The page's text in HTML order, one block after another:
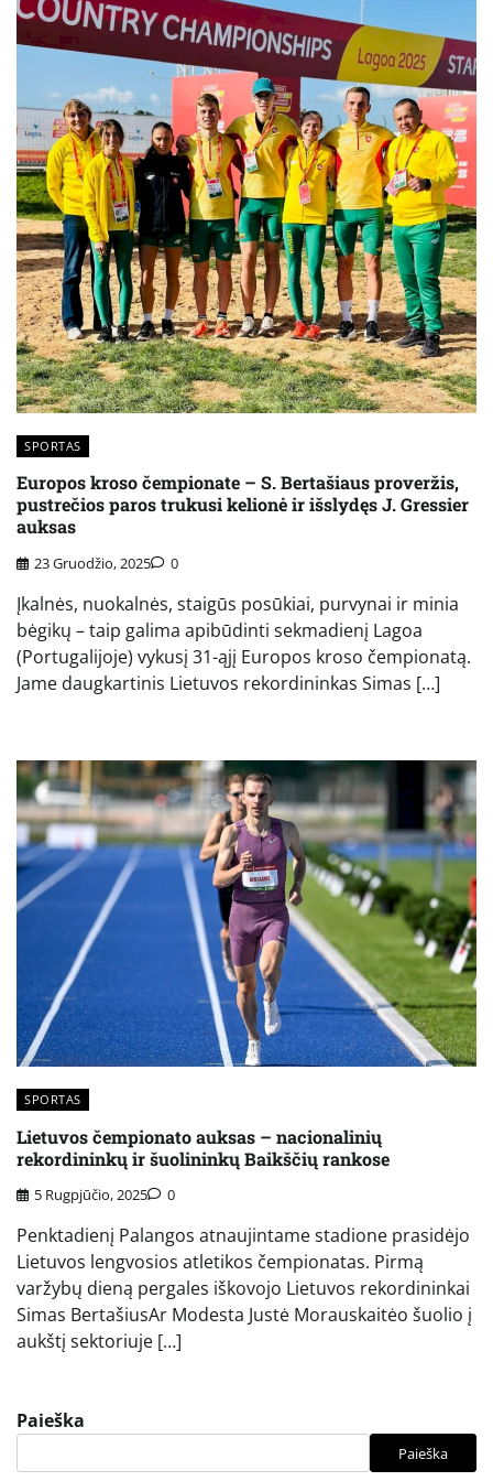
SPORTAS
Europos kroso čempionate – S. Bertašiaus proveržis,
pustrečios paros trukusi kelionė ir išslydęs J. Gressier
auksas
23 Gruodžio, 2025 0
Įkalnės, nuokalnės, staigūs posūkiai, purvynai ir minia
bėgikų – taip galima apibūdinti sekmadienį Lagoa
(Portugalijoje) vykusį 31-ąjį Europos kroso čempionatą.
Jame daugkartinis Lietuvos rekordininkas Simas […]
SPORTAS
Lietuvos čempionato auksas – nacionalinių
rekordininkų ir šuolininkų Baikščių rankose
5 Rugpjūčio, 2025 0
Penktadienį Palangos atnaujintame stadione prasidėjo
Lietuvos lengvosios atletikos čempionatas. Pirmą
varžybų dieną pergales iškovojo Lietuvos rekordininkai
Simas BertašiusAr Modesta Justė Morauskaitėo šuolio į
aukštį sektoriuje […]
Paieška
Paieška